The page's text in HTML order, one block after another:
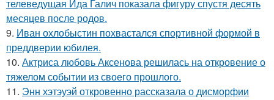
телеведущая Ида Галич показала фигуру спустя десять
месяцев после родов.
9. Иван охлобыстин похвастался спортивной формой в
преддверии юбилея.
10. Актриса любовь Аксенова решилась на откровение о
тяжелом событии из своего прошлого.
11. Энн хэтэуэй откровенно рассказала о дисморфии